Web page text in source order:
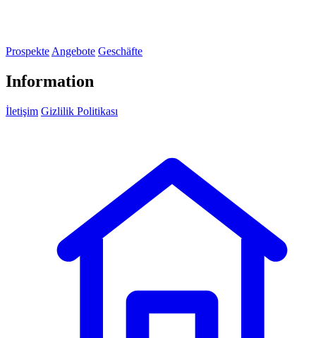
Prospekte Angebote Geschäfte
Information
İletişim Gizlilik Politikası